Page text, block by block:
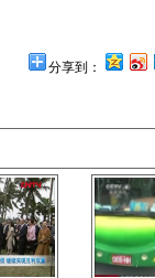
分享到：